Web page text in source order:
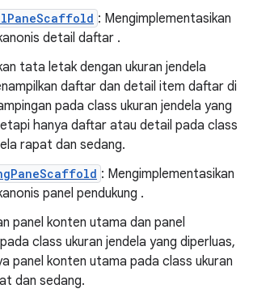
: Mengimplementasikan
detail daftar .
tata letak dengan ukuran jendela
daftar dan detail item daftar di
pada class ukuran jendela yang
hanya daftar atau detail pada class
rapat dan sedang.
: Mengimplementasikan
panel pendukung .
panel konten utama dan panel
class ukuran jendela yang diperluas,
panel konten utama pada class ukuran
dan sedang.